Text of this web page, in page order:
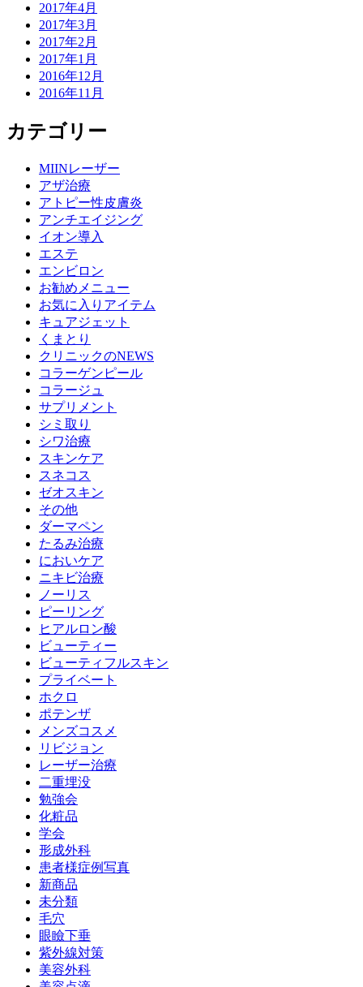
2017年4月
2017年3月
2017年2月
2017年1月
2016年12月
2016年11月
カテゴリー
MIINレーザー
アザ治療
アトピー性皮膚炎
アンチエイジング
イオン導入
エステ
エンビロン
お勧めメニュー
お気に入りアイテム
キュアジェット
くまとり
クリニックのNEWS
コラーゲンピール
コラージュ
サプリメント
シミ取り
シワ治療
スキンケア
スネコス
ゼオスキン
その他
ダーマペン
たるみ治療
においケア
ニキビ治療
ノーリス
ピーリング
ヒアルロン酸
ビューティー
ビューティフルスキン
プライベート
ホクロ
ポテンザ
メンズコスメ
リビジョン
レーザー治療
二重埋没
勉強会
化粧品
学会
形成外科
患者様症例写真
新商品
未分類
毛穴
眼瞼下垂
紫外線対策
美容外科